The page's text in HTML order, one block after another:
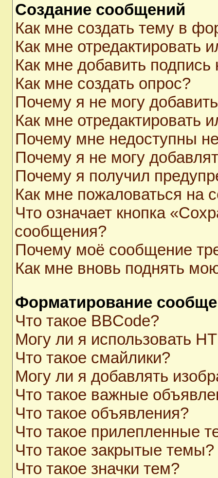
Создание сообщений
Как мне создать тему в
Как мне отредактировать
Как мне добавить
Как мне создать опрос?
Почему я не могу
Как мне отредактировать
Почему мне недоступны
Почему я не могу
Почему я получил
Как мне пожаловаться на
Что означает кнопка
сообщения?
Почему моё сообщение
Как мне вновь поднять
Форматирование
Что такое BBCode?
Могу ли я использовать
Что такое смайлики?
Могу ли я добавлять
Что такое важные
Что такое объявления?
Что такое прилепленные
Что такое закрытые темы?
Что такое значки тем?